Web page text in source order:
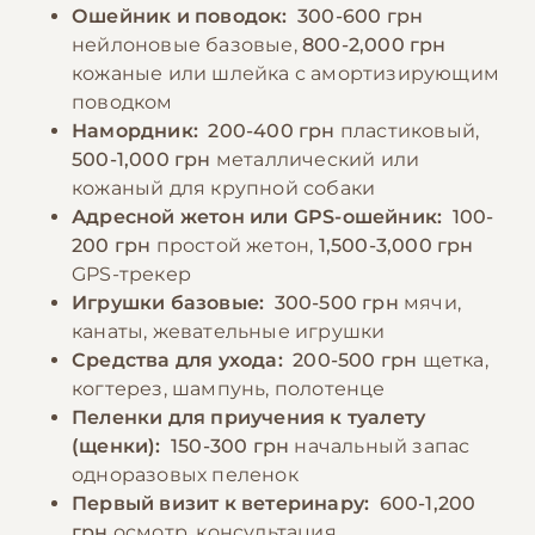
🎁 −10% на зоотовары
По промокоду E-PET
Ошейник и поводок: 300-600 грн
нейлоновые базовые, 800-2,000 грн
кожаные или шлейка с амортизирующим
поводком
Намордник: 200-400 грн пластиковый,
500-1,000 грн металлический или
кожаный для крупной собаки
Адресной жетон или GPS-ошейник: 100-
200 грн простой жетон, 1,500-3,000 грн
GPS-трекер
Игрушки базовые: 300-500 грн мячи,
канаты, жевательные игрушки
Средства для ухода: 200-500 грн щетка,
когтерез, шампунь, полотенце
Пеленки для приучения к туалету
(щенки): 150-300 грн начальный запас
одноразовых пеленок
Первый визит к ветеринару: 600-1,200